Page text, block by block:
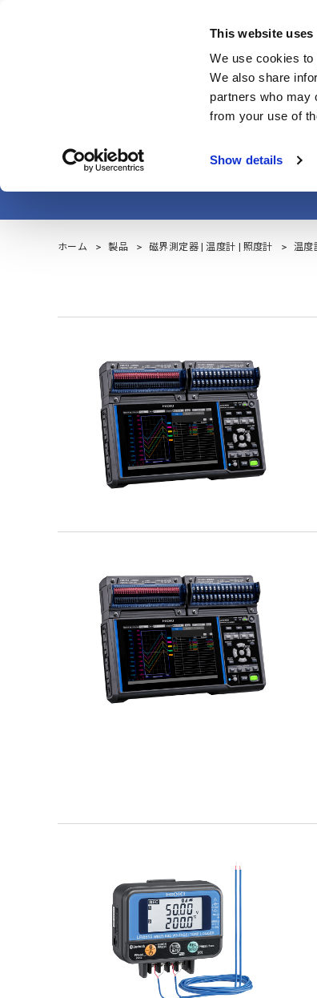
This website uses
We use cookies
We also share
partners who may
from your use of
Show details
製品・サービス
ホーム 製品 磁界測定器 | 温度計 | 照度計 温度